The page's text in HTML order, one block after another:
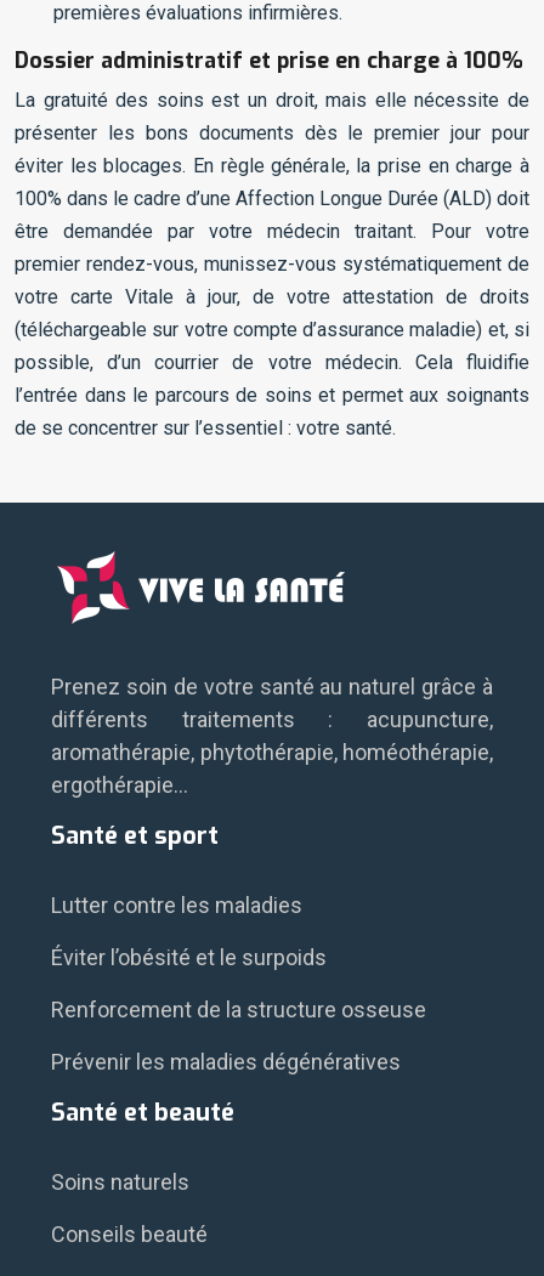
premières évaluations infirmières.
Dossier administratif et prise en charge à 100%
La gratuité des soins est un droit, mais elle nécessite de
présenter les bons documents dès le premier jour pour
éviter les blocages. En règle générale, la prise en charge à
100% dans le cadre d’une Affection Longue Durée (ALD) doit
être demandée par votre médecin traitant. Pour votre
premier rendez-vous, munissez-vous systématiquement de
votre carte Vitale à jour, de votre attestation de droits
(téléchargeable sur votre compte d’assurance maladie) et, si
possible, d’un courrier de votre médecin. Cela fluidifie
l’entrée dans le parcours de soins et permet aux soignants
de se concentrer sur l’essentiel : votre santé.
Prenez soin de votre santé au naturel grâce à
différents traitements : acupuncture,
aromathérapie, phytothérapie, homéothérapie,
ergothérapie…
Santé et sport
Lutter contre les maladies
Éviter l’obésité et le surpoids
Renforcement de la structure osseuse
Prévenir les maladies dégénératives
Santé et beauté
Soins naturels
Conseils beauté